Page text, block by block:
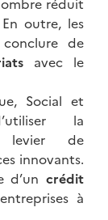
outre, les
de
avec le
Social et
la
de
innovants.
d’un crédit
à